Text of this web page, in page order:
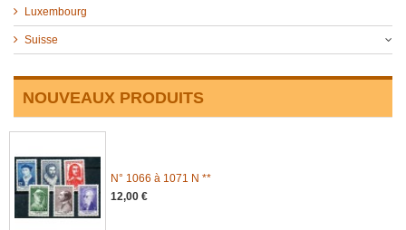
Luxembourg
Suisse
NOUVEAUX PRODUITS
N° 1066 à 1071 N **
12,00 €